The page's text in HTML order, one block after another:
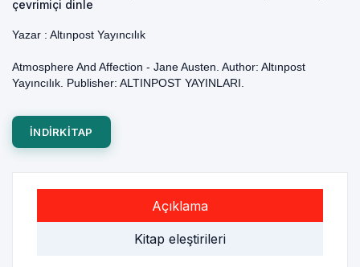
çevrimiçi dinle
Yazar : Altınpost Yayıncılık
Atmosphere And Affection - Jane Austen. Author: Altınpost
Yayıncılık. Publisher: ALTINPOST YAYINLARI.
INDIRKITAP
Açıklama
Kitap eleştirileri